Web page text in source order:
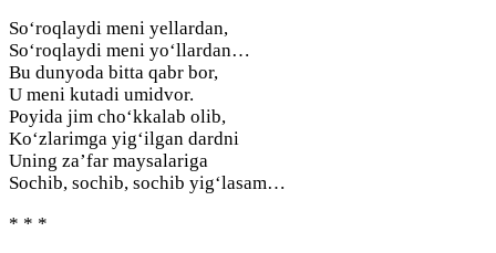
So‘roqlaydi meni yellardan,
So‘roqlaydi meni yo‘llardan…
Bu dunyoda bitta qabr bor,
U meni kutadi umidvor.
Poyida jim cho‘kkalab olib,
Ko‘zlarimga yig‘ilgan dardni
Uning za’far maysalariga
Sochib, sochib, sochib yig‘lasam…
* * *